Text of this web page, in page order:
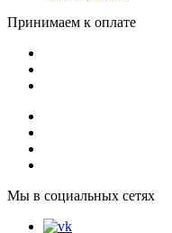
Принимаем к оплате
Мы в социальных сетях